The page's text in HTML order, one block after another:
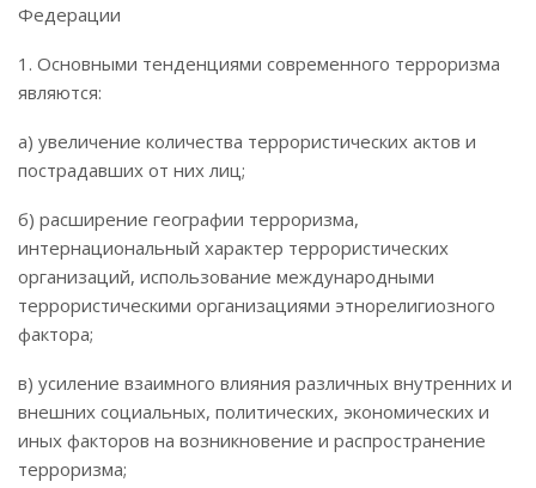
Федерации
1. Основными тенденциями современного терроризма
являются:
а) увеличение количества террористических актов и
пострадавших от них лиц;
б) расширение географии терроризма,
интернациональный характер террористических
организаций, использование международными
террористическими организациями этнорелигиозного
фактора;
в) усиление взаимного влияния различных внутренних и
внешних социальных, политических, экономических и
иных факторов на возникновение и распространение
терроризма;